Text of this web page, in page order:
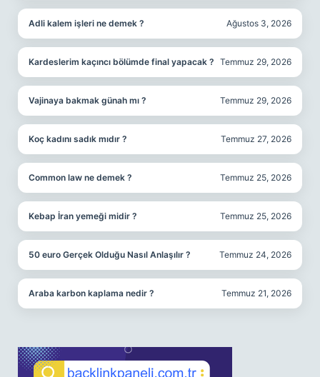
Adli kalem işleri ne demek ? Ağustos 3, 2026
Kardeslerim kaçıncı bölümde final yapacak ? Temmuz 29, 2026
Vajinaya bakmak günah mı ? Temmuz 29, 2026
Koç kadını sadık mıdır ? Temmuz 27, 2026
Common law ne demek ? Temmuz 25, 2026
Kebap İran yemeği midir ? Temmuz 25, 2026
50 euro Gerçek Olduğu Nasıl Anlaşılır ? Temmuz 24, 2026
Araba karbon kaplama nedir ? Temmuz 21, 2026